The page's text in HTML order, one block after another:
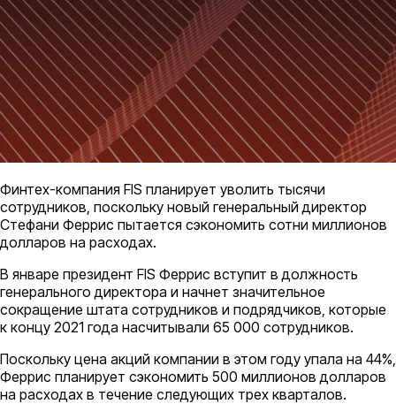
Финтех-компания FIS планирует уволить тысячи
сотрудников, поскольку новый генеральный директор
Стефани Феррис пытается сэкономить сотни миллионов
долларов на расходах.
В январе президент FIS Феррис вступит в должность
генерального директора и начнет значительное
сокращение штата сотрудников и подрядчиков, которые
к концу 2021 года насчитывали 65 000 сотрудников.
Поскольку цена акций компании в этом году упала на 44%,
Феррис планирует сэкономить 500 миллионов долларов
на расходах в течение следующих трех кварталов.